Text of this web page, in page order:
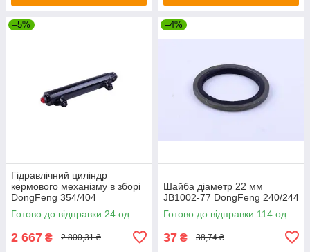
–5%
Гідравлічний циліндр
кермового механізму в зборі
DongFeng 354/404
Готово до відправки 24 од.
2 667 ₴ 2 800,31 ₴
–4%
Шайба діаметр 22 мм
JB1002-77 DongFeng 240/244
Готово до відправки 114 од.
37 ₴ 38,74 ₴